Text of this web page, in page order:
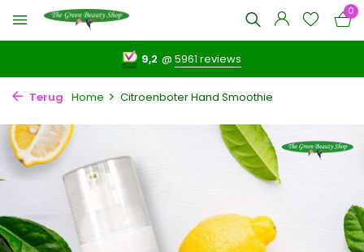
0
9,2 @5961 reviews
Terug Home Citroenboter Hand Smoothie